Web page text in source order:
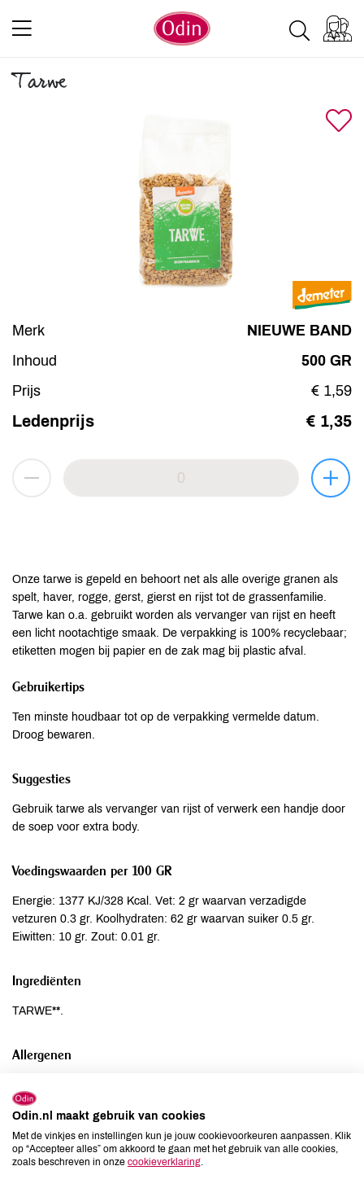
Tarwe
Merk
NIEUWE BAND
Inhoud
500 GR
Prijs
€ 1,59
Ledenprijs € 1,35
Onze tarwe is gepeld en behoort net als alle overige granen als
spelt, haver, rogge, gerst, gierst en rijst tot de grassenfamilie.
Tarwe kan o.a. gebruikt worden als vervanger van rijst en heeft
een licht nootachtige smaak. De verpakking is 100% recyclebaar;
etiketten mogen bij papier en de zak mag bij plastic afval.
Gebruikertips
Ten minste houdbaar tot op de verpakking vermelde datum.
Droog bewaren.
Suggesties
Gebruik tarwe als vervanger van rijst of verwerk een handje door
de soep voor extra body.
Voedingswaarden per 100 GR
Energie: 1377 KJ/328 Kcal. Vet: 2 gr waarvan verzadigde
vetzuren 0.3 gr. Koolhydraten: 62 gr waarvan suiker 0.5 gr.
Eiwitten: 10 gr. Zout: 0.01 gr.
Ingrediënten
TARWE**.
Allergenen
Ei
Gluten
aanwezig
Lactose
niet aanwezig
Odin.nl maakt gebruik van cookies
Met de vinkjes en instellingen kun je jouw cookievoorkeuren aanpassen. Klik
op “Accepteer alles” om akkoord te gaan met het gebruik van alle cookies,
zoals beschreven in onze cookieverklaring.